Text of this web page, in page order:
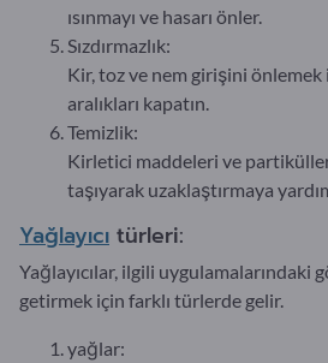
ısınmayı ve hasarı önler.
Sızdırmazlık:
Kir, toz ve nem girişini önlemek
aralıkları kapatın.
Temizlik:
Kirletici maddeleri ve
taşıyarak uzaklaştırmaya
Yağlayıcı türleri:
Yağlayıcılar, ilgili uygulamalarındaki
getirmek için farklı türlerde gelir.
yağlar: